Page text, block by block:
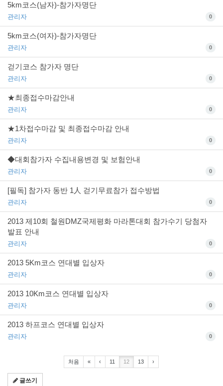
5km코스(남자)-참가자명단
관리자 0
5km코스(여자)-참가자명단
관리자 0
걷기코스 참가자 명단
관리자 0
★최종접수마감안내
관리자 0
★1차접수마감 및 최종접수마감 안내
관리자 0
◆대회참가자 수집내용변경 및 보험안내
관리자 0
[필독] 참가자 동반 1人 걷기무료참가 접수방법
관리자 0
2013 제10회 철원DMZ국제평화 마라톤대회 참가수기 당첨자
발표 안내
관리자 0
2013 5Km코스 연대별 입상자
관리자 0
2013 10Km코스 연대별 입상자
관리자 0
2013 하프코스 연대별 입상자
관리자 0
처음 « ‹ 11 12 13 ›
글쓰기